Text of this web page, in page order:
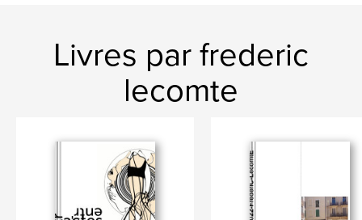
Livres par frederic
lecomte